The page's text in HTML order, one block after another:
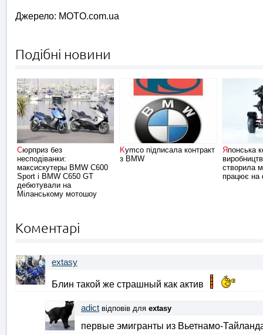
Джерело: MOTO.com.ua
Подібні новини
Сюрприз без
несподіванки:
максискутеры BMW C600
Sport і BMW C650 GT
дебютували на
Міланському мотошоу
Kymco підписала контракт
з BMW
Японська компанія з
створила
працює на
Коментарі
extasy
Блин такой же страшный как актив
adict відповів для extasy
первые эмигранты из Вьетнамо-